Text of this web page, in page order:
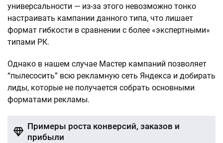
универсальности — из-за этого невозможно тонко
настраивать кампании данного типа, что лишает
формат гибкости в сравнении с более «экспертными»
типами РК.
Однако в нашем случае Мастер кампаний позволяет
“пылесосить” всю рекламную сеть Яндекса и добирать
лиды, которые не получается собрать основными
форматами рекламы.
Примеры роста конверсий, заказов и
прибыли